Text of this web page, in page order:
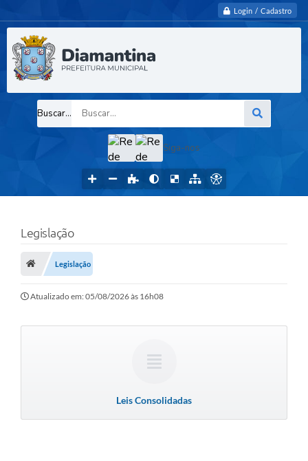
Login / Cadastro
Buscar...
Siga-nos
Legislação
Legislação
Atualizado em: 05/08/2026 às 16h08
Leis Consolidadas